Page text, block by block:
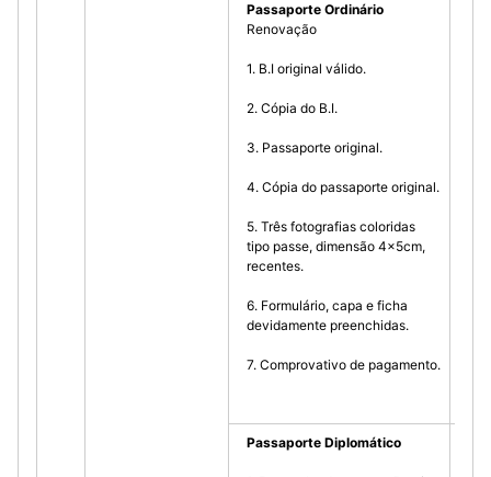
Passaporte Ordinário
Renovação
1. B.I original válido.
2. Cópia do B.I.
3. Passaporte original.
4. Cópia do passaporte original.
5. Três fotografias coloridas
tipo passe, dimensão 4x5cm,
recentes.
6. Formulário, capa e ficha
devidamente preenchidas.
7. Comprovativo de pagamento.
Passaporte Diplomático